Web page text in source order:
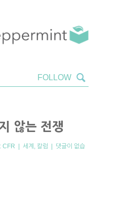
않는 전쟁
CFR | 세계 칼럼 | 댓글이 없습